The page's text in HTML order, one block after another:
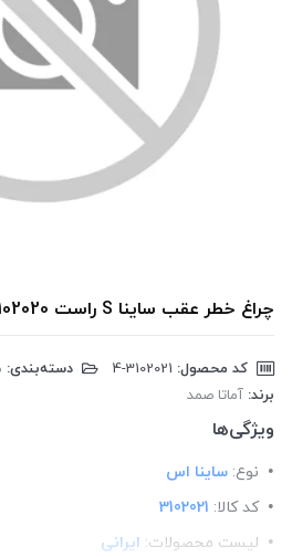
چراغ خطر عقب ساینا S راست 3102020 اماتا صمد
کد محصول: دسته‌بندی:
برند: آماتا صمد
ویژگی‌ها
نوع: ساینا اس
کد کالا: 3102021
لیست محصولات: ایرانی